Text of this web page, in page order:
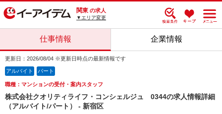
関東 の求人
▼エリア変更
仕事情報 企業情報
更新日：2026/08/04 ※更新日時点の最新情報です
アルバイト パート
職種：マンションの受付・案内スタッフ
株式会社クオリティライフ・コンシェルジュ 0344の求人情報詳細
（アルバイト/パート） - 新宿区